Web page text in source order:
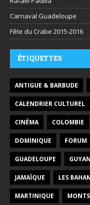
Carnaval Guadeloupe
Fête du Crabe 2015-2016
ÉTIQUETTES
ANTIGUE & BARBUDE
CALENDRIER CULTUREL
CINÉMA COLOMBIE
DOMINIQUE FORUM
GUADELOUPE
JAMAÏQUE LES
MARTINIQUE